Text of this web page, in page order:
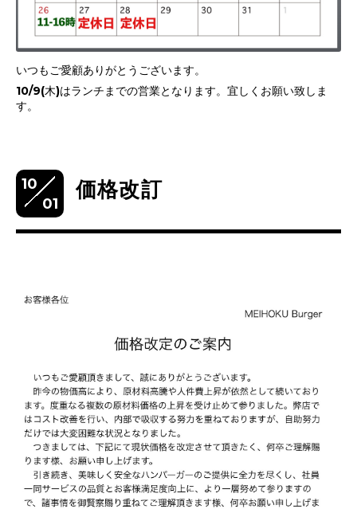
いつもご愛顧ありがとうございます。
10/9(木)はランチまでの営業となります。宜しくお願い致しま
す。
10
01
価格改訂